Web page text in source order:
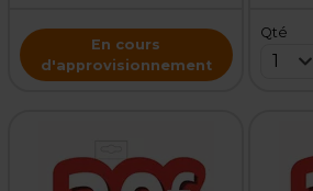
En cours
d'approvisionnement
Qté
1